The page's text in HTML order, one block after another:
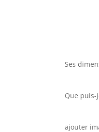
Ses
Que
ajouter